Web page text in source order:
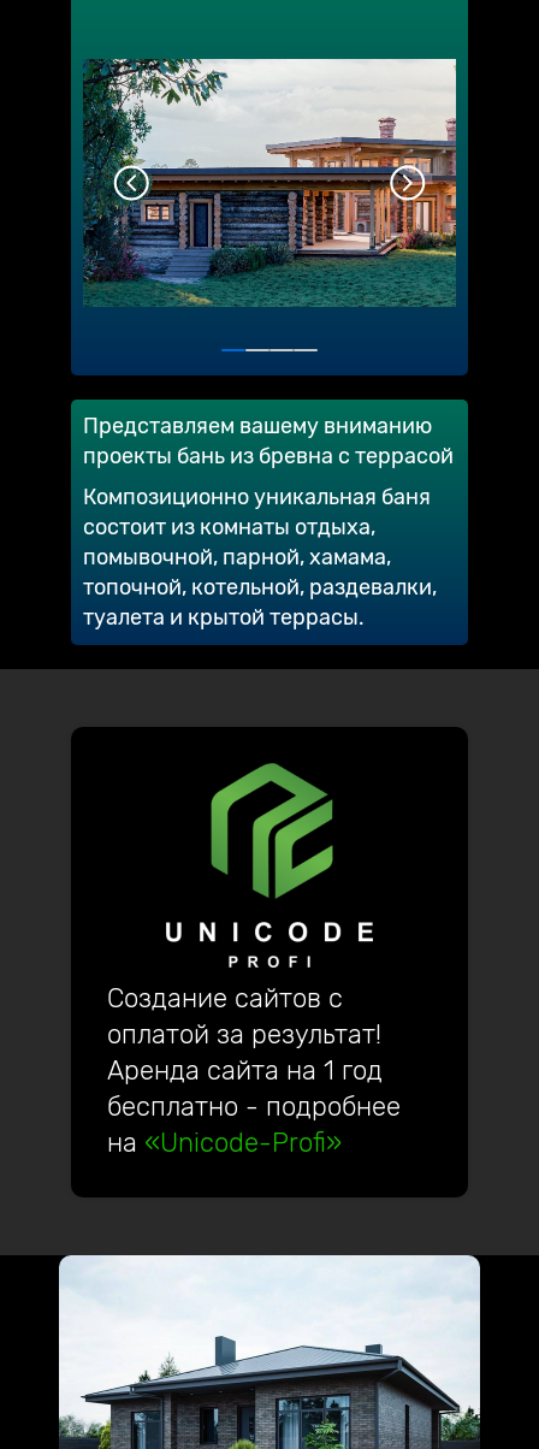
Представляем вашему вниманию
проекты бань из бревна с террасой
Композиционно уникальная баня
состоит из комнаты отдыха,
помывочной, парной, хамама,
топочной, котельной, раздевалки,
туалета и крытой террасы.
Создание сайтов с
оплатой за результат!
Аренда сайта на 1 год
бесплатно - подробнее
на «Unicode-Profi»